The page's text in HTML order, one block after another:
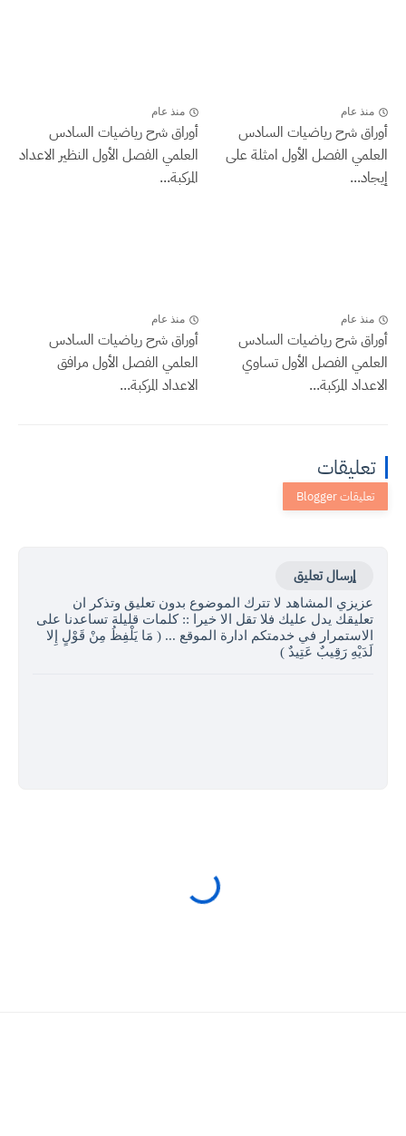
منذ عام
أوراق شرح رياضيات السادس
العلمي الفصل الأول امثلة على
إيجاد...
منذ عام
أوراق شرح رياضيات السادس
العلمي الفصل الأول النظير الاعداد
المركبة...
منذ عام
أوراق شرح رياضيات السادس
العلمي الفصل الأول تساوي
الاعداد المركبة...
منذ عام
أوراق شرح رياضيات السادس
العلمي الفصل الأول مرافق
الاعداد المركبة...
تعليقات
إرسال تعليق
عزيزي المشاهد لا تترك الموضوع بدون تعليق وتذكر ان
تعليقك يدل عليك فلا تقل الا خيرا :: كلمات قليلة تساعدنا على
الاستمرار في خدمتكم ادارة الموقع ... ( مَا يَلْفِظُ مِنْ قَوْلٍ إِلا
لَدَيْهِ رَقِيبٌ عَتِيدٌ )